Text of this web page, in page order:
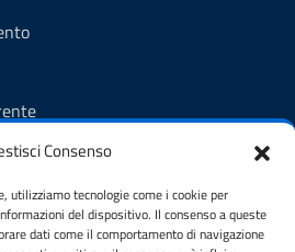
Consenso
utilizziamo tecnologie come i cookie per
del dispositivo. Il consenso a queste
dati come il comportamento di navigazione